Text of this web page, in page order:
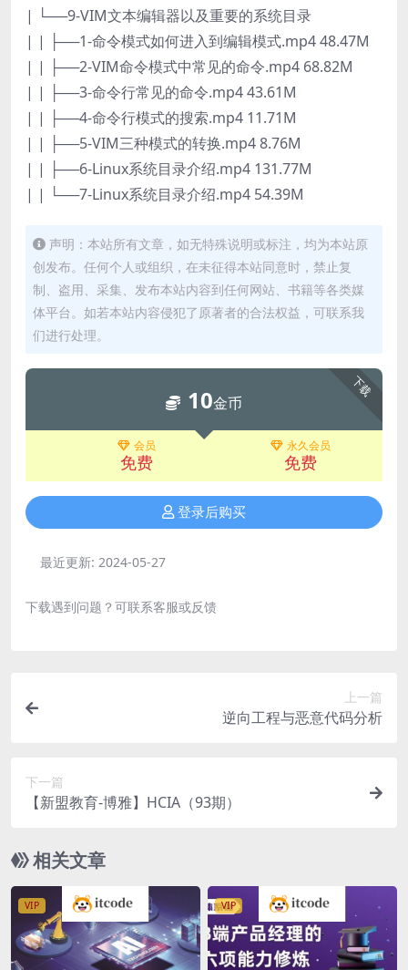
| └──9-VIM文本编辑器以及重要的系统目录
| | ├──1-命令模式如何进入到编辑模式.mp4 48.47M
| | ├──2-VIM命令模式中常见的命令.mp4 68.82M
| | ├──3-命令行常见的命令.mp4 43.61M
| | ├──4-命令行模式的搜索.mp4 11.71M
| | ├──5-VIM三种模式的转换.mp4 8.76M
| | ├──6-Linux系统目录介绍.mp4 131.77M
| | └──7-Linux系统目录介绍.mp4 54.39M
声明：本站所有文章，如无特殊说明或标注，均为本站原
创发布。任何个人或组织，在未征得本站同意时，禁止复
制、盗用、采集、发布本站内容到任何网站、书籍等各类媒
体平台。如若本站内容侵犯了原著者的合法权益，可联系我
们进行处理。
下载
10金币
会员
免费
永久会员
免费
登录后购买
最近更新: 2024-05-27
下载遇到问题？可联系客服或反馈
上一篇
逆向工程与恶意代码分析
下一篇
【新盟教育-博雅】HCIA（93期）
相关文章
VIP VIP